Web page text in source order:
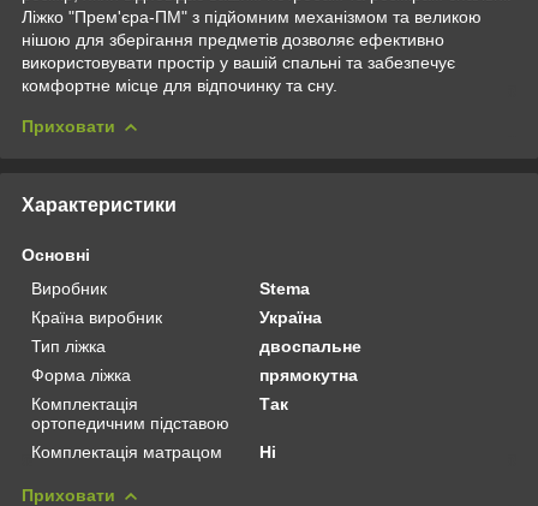
Ліжко "Прем'єра-ПМ" з підйомним механізмом та великою
нішою для зберігання предметів дозволяє ефективно
використовувати простір у вашій спальні та забезпечує
комфортне місце для відпочинку та сну.
Приховати
Характеристики
Основні
Виробник
Stema
Країна виробник
Україна
Тип ліжка
двоспальне
Форма ліжка
прямокутна
Комплектація
ортопедичним підставою
Так
Комплектація матрацом Ні
Приховати